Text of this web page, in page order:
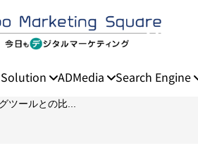
ADMedia Search Engine
ツールとの比...